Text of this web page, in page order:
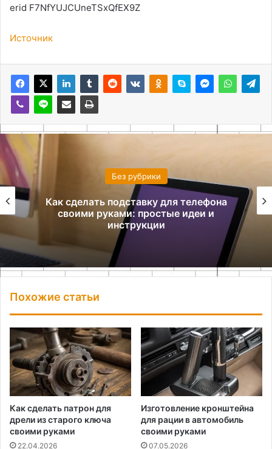
erid F7NfYUJCUneTSxQfEX9Z
Источник
Без рубрики
Как сделать подставку для телефона
своими руками: простые идеи и
инструкции
Похожие статьи
Как сделать патрон для
дрели из старого ключа
своими руками
22.04.2026
Изготовление кронштейна
для рации в автомобиль
своими руками
07.05.2026